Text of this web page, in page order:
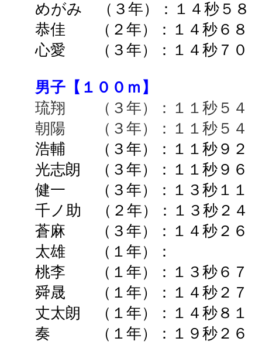
めがみ （３年）：１４秒５
恭佳 （２年）：１４秒６
心愛 （３年）：１４秒７
男子【１００ｍ】
琉翔 （３年）：１１秒５
朝陽 （３年）：１１秒５
浩輔 （３年）：１１秒９
光志朗 （３年）：１１秒９
健一 （３年）：１３秒１
千ノ助 （２年）：１３秒２
蒼麻 （３年）：１４秒２
太雄 （１年）： ➡
桃李 （１年）：１３秒６
舜晟 （１年）：１４秒２
丈太朗 （１年）：１４秒８
奏 （１年）：１９秒２６